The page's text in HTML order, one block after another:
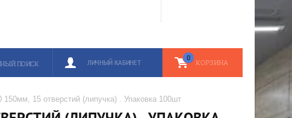
КОРЗИНА
0
ЛИЧНЫЙ КАБИНЕТ
ПОИСК
15 отверстий (липучка) . Упаковка 100шт